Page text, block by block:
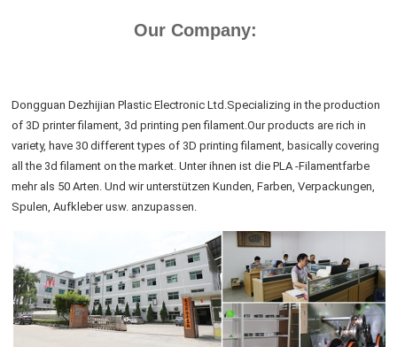
Our Company:
Dongguan Dezhijian Plastic Electronic Ltd.Specializing in the production
of 3D printer filament, 3d printing pen filament.Our products are rich in
variety, have 30 different types of 3D printing filament, basically covering
all the 3d filament on the market. Unter ihnen ist die PLA -Filamentfarbe
mehr als 50 Arten. Und wir unterstützen Kunden, Farben, Verpackungen,
Spulen, Aufkleber usw. anzupassen.